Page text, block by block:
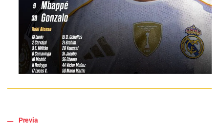
Previa